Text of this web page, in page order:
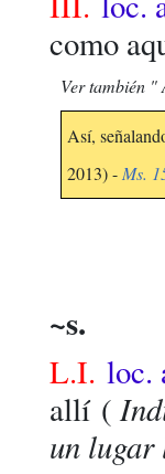
como
Ver también "
Así,
2013) - Ms.
~s.
L.I. loc.
allí(
un lugar